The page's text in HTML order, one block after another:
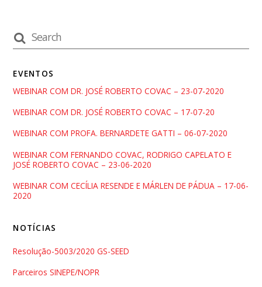
EVENTOS
WEBINAR COM DR. JOSÉ ROBERTO COVAC – 23-07-2020
WEBINAR COM DR. JOSÉ ROBERTO COVAC – 17-07-20
WEBINAR COM PROFA. BERNARDETE GATTI – 06-07-2020
WEBINAR COM FERNANDO COVAC, RODRIGO CAPELATO E
JOSÉ ROBERTO COVAC – 23-06-2020
WEBINAR COM CECÍLIA RESENDE E MÁRLEN DE PÁDUA – 17-06-
2020
NOTÍCIAS
Resolução-5003/2020 GS-SEED
Parceiros SINEPE/NOPR